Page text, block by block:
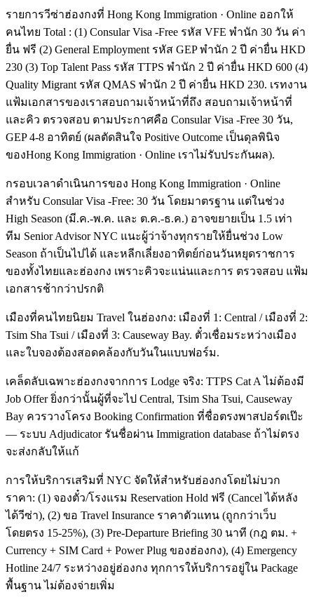
รายการวีซ่าฮ่องกงที่ Hong Kong Immigration · Online ออกให้
คนไทย Total : (1) Consular Visa -Free รหัส VFE พำนัก 30 วัน ค่า
ยื่น ฟรี (2) General Employment รหัส GEP พำนัก 2 ปี ค่ายื่น HKD
230 (3) Top Talent Pass รหัส TTPS พำนัก 2 ปี ค่ายื่น HKD 600 (4)
Quality Migrant รหัส QMAS พำนัก 2 ปี ค่ายื่น HKD 230. เรทงาน
แฟ้มเอกสารของเราสอบถามเจ้าหน้าที่ถึง สอบถามเจ้าหน้าที่
และคิว ตรวจสอบ ตามประกาศคือ Consular Visa -Free 30 วัน,
GEP 4-8 อาทิตย์ (ผลตัดสินใจ Positive Outcome เป็นดุลพินิจ
ของHong Kong Immigration · Online เราไม่รับประกันผล).
กรอบเวลาดำเนินการของ Hong Kong Immigration · Online
สำหรับ Consular Visa -Free: 30 วัน โดยมาตรฐาน แต่ในช่วง
High Season (มี.ค.-พ.ค. และ ต.ค.-ธ.ค.) อาจขยายเป็น 1.5 เท่า
ทีม Senior Advisor NYC แนะผู้ว่าจ้างทุกรายให้ยื่นช่วง Low
Season ถ้าเป็นไปได้ และหลีกเลี่ยงอาทิตย์ก่อนวันหยุดราชการ
ของทั้งไทยและฮ่องกง เพราะคิวจะแน่นและการ ตรวจสอบ แฟ้ม
เอกสารช้ากว่าปรกติ
เมืองที่คนไทยนิยม Travel ในฮ่องกง: เมืองที่ 1: Central / เมืองที่ 2:
Tsim Sha Tsui / เมืองที่ 3: Causeway Bay. ตั๋วเชื่อมระหว่างเมือง
และใบจองต้องสอดคล้องกับวันในแบบฟอร์ม.
เคล็ดลับเฉพาะฮ่องกงจากการ Lodge จริง: TTPS Cat A ไม่ต้องมี
Job Offer ยิ่งกว่านั้นผู้ที่จะไป Central, Tsim Sha Tsui, Causeway
Bay ควรวางโครง Booking Confirmation ที่ชื่อตรงพาสปอร์ตเป๊ะ
— ระบบ Adjudicator รันชื่อผ่าน Immigration database ถ้าไม่ตรง
จะส่งกลับให้แก้
การให้บริการเสริมที่ NYC จัดให้สำหรับฮ่องกงโดยไม่บวก
ราคา: (1) จองตั๋ว/โรงแรม Reservation Hold ฟรี (Cancel ได้หลัง
ได้วีซ่า), (2) ขอ Travel Insurance ราคาตัวแทน (ถูกกว่าเว็บ
โดยตรง 15-25%), (3) Pre-Departure Briefing 30 นาที (กฎ ตม. +
Currency + SIM Card + Power Plug ของฮ่องกง), (4) Emergency
Hotline 24/7 ระหว่างอยู่ฮ่องกง ทุกการให้บริการอยู่ใน Package
พื้นฐาน ไม่ต้องจ่ายเพิ่ม